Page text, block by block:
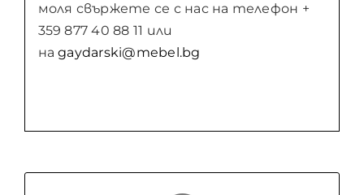
моля свържете се с нас на телефон +
359 877 40 88 11 или
наgaydarski@mebel.bg